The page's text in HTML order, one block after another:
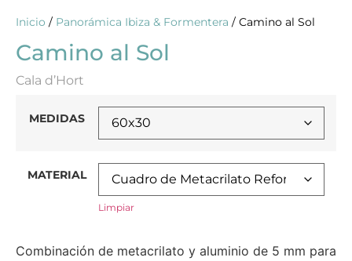
Inicio / Panorámica Ibiza & Formentera / Camino al Sol
Camino al Sol
Cala d’Hort
MEDIDAS
MATERIAL
Limpiar
Combinación de metacrilato y aluminio de 5 mm para